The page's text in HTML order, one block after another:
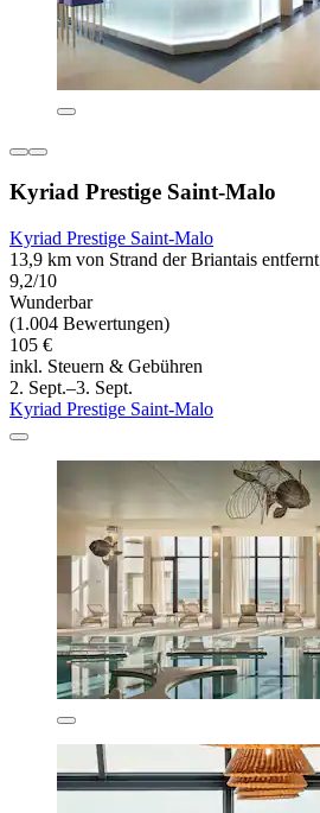
Kyriad Prestige Saint-Malo
Kyriad Prestige Saint-Malo
13,9 km von Strand der Briantais entfernt
9,2/10
Wunderbar
(1.004 Bewertungen)
105 €
inkl. Steuern & Gebühren
2. Sept.–3. Sept.
Kyriad Prestige Saint-Malo